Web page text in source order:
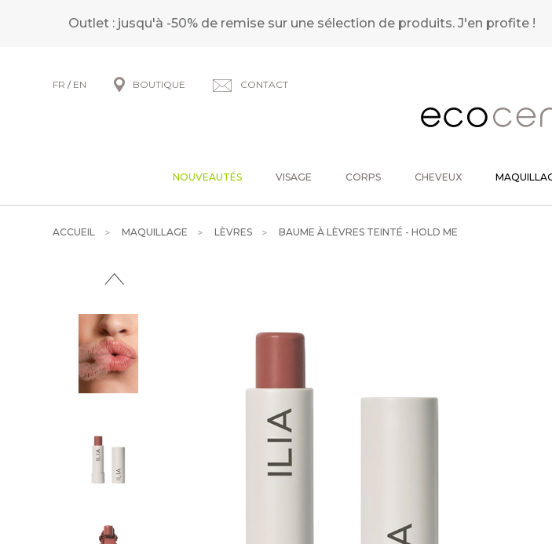
Outlet : jusqu'à -50% de remise sur une sélection de produits.J'en profite !
FR / EN BOUTIQUE CONTACT
NOUVEAUTÉS VISAGE CORPS CHEVEUX
ACCUEIL MAQUILLAGE LÈVRES BAUME À LÈVRES TEINTÉ - HOLD ME